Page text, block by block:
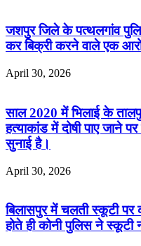
जशपुर जिले के पत्थलगांव
कर बिक्री करने वाले एक
April 30, 2026
साल 2020 में भिलाई के
हत्याकांड में दोषी पाए जाने
सुनाई है।
April 30, 2026
बिलासपुर में चलती स्कूटी पर
होते ही कोनी पुलिस ने